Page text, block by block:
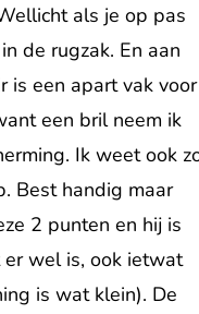
als je op pas
de rugzak. En aan
is een apart vak voor
een bril neem ik
Ik weet ook
Best handig maar
2 punten en hij is
wel is, ook ietwat
is wat klein). De